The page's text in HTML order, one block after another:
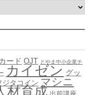
ード OJT とやま中小企業チ
カイゼン グッ
ジタコイン マシニ
材育成 出前講座